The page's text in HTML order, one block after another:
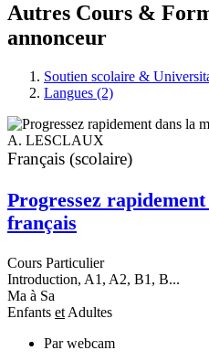
Autres Cours &
annonceur
Soutien scolaire &
Langues (2)
A. LESCLAUX
Français (scolaire)
Progressez
français
Cours Particulier
Introduction, A1, A2, B1, B...
Ma à Sa
Enfants et Adultes
Par webcam